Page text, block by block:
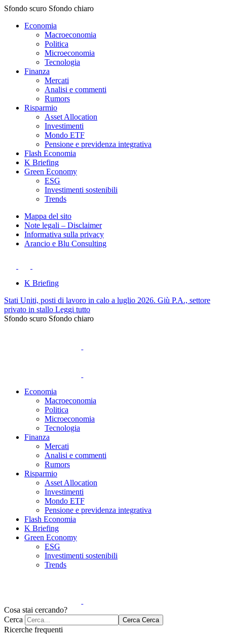
Sfondo scuro Sfondo chiaro
Economia
Macroeconomia
Politica
Microeconomia
Tecnologia
Finanza
Mercati
Analisi e commenti
Rumors
Risparmio
Asset Allocation
Investimenti
Mondo ETF
Pensione e previdenza integrativa
Flash Economia
K Briefing
Green Economy
ESG
Investimenti sostenibili
Trends
Mappa del sito
Note legali – Disclaimer
Informativa sulla privacy
Arancio e Blu Consulting
K Briefing
Stati Uniti, posti di lavoro in calo a luglio 2026. Giù P.A., settore
privato in stallo Leggi tutto
Sfondo scuro Sfondo chiaro
Economia
Macroeconomia
Politica
Microeconomia
Tecnologia
Finanza
Mercati
Analisi e commenti
Rumors
Risparmio
Asset Allocation
Investimenti
Mondo ETF
Pensione e previdenza integrativa
Flash Economia
K Briefing
Green Economy
ESG
Investimenti sostenibili
Trends
Cosa stai cercando?
Cerca
Cerca Cerca
Ricerche frequenti